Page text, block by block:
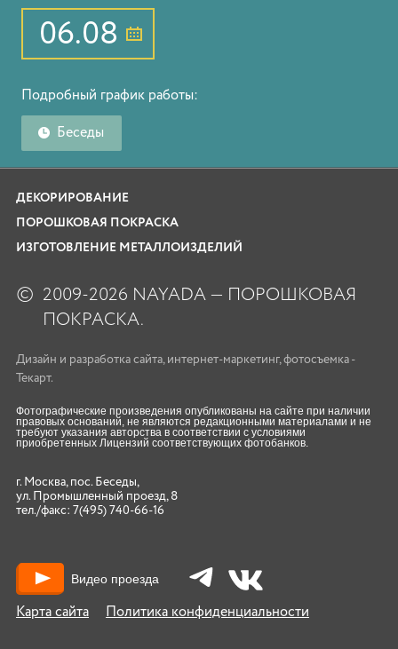
06.08
Подробный график работы:
Беседы
ДЕКОРИРОВАНИЕ
ПОРОШКОВАЯ ПОКРАСКА
ИЗГОТОВЛЕНИЕ МЕТАЛЛОИЗДЕЛИЙ
© 2009-2026 NAYADA — ПОРОШКОВАЯ
ПОКРАСКА.
Дизайн и разработка сайта, интернет-маркетинг,фотосъемка -
Текарт.
Фотографические произведения опубликованы на сайте при наличии
правовых оснований, не являются редакционными материалами и не
требуют указания авторства в соответствии с условиями
приобретенных Лицензий соответствующих фотобанков.
г. Москва, пос. Беседы,
ул. Промышленный проезд, 8
тел./факс: 7(495) 740-66-16
Карта сайта Политика конфиденциальности
Видео проезда